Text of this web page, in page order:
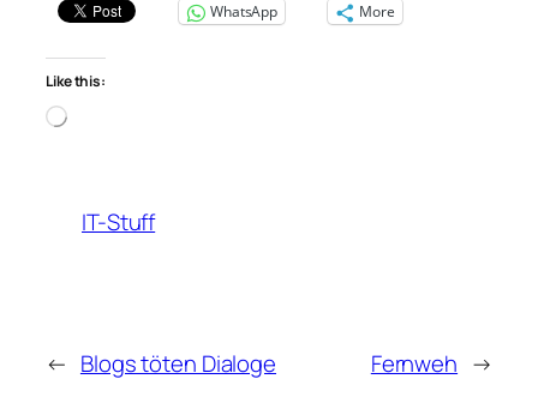
WhatsApp
More
Like this:
Loading…
IT-Stuff
← Blogs töten Dialoge Fernweh →